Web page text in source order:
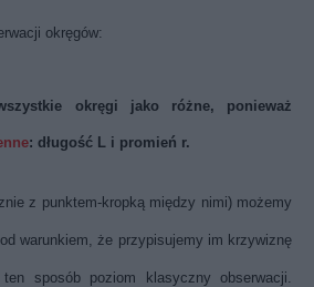
okręgów:
okręgi jako różne, ponieważ
: długość L i promień r.
z punktem-kropką między nimi) możemy
warunkiem, że przypisujemy im krzywiznę
sposób poziom klasyczny obserwacji.